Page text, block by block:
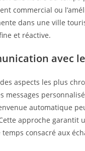
commercial ou
dans une ville
et réactive.
avec
aspects les plus
messages
automatique
approche
consacré aux